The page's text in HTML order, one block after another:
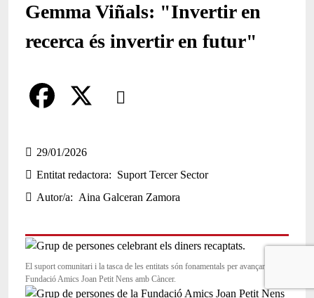
Gemma Viñals: "Invertir en
recerca és invertir en futur"
Comparteix
a
c
e
o
o
29/01/2026
Entitat redactora
Suport Tercer Sector
Autor/a
Aina Galceran Zamora
El suport comunitari i la tasca de les entitats són fonamentals per avançar. Font:
Fundació Amics Joan Petit Nens amb Càncer.